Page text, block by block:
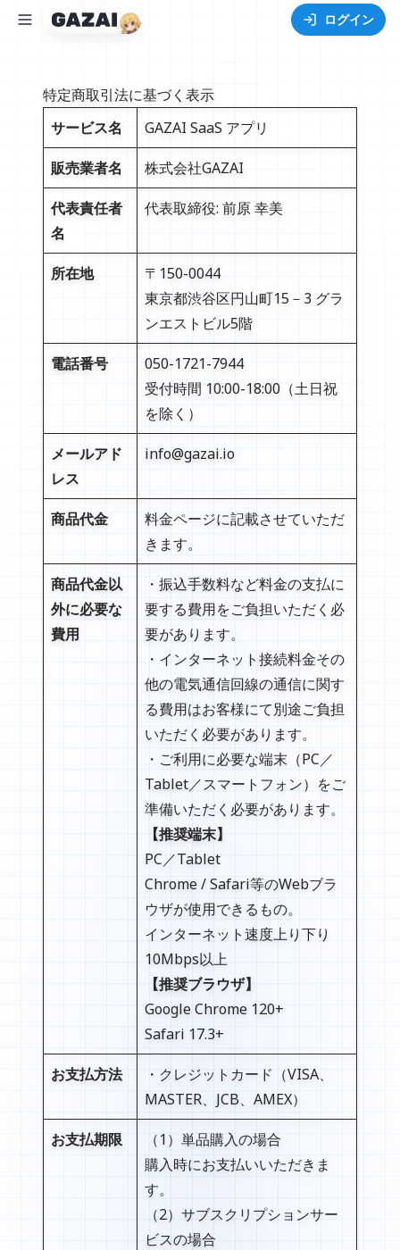
ログイン
特定商取引法に基づく表示
サービス名
GAZAI SaaS アプリ
販売業者名 株式会社GAZAI
代表責任者
名
代表取締役: 前原 幸美
所在地
〒150-0044
東京都渋谷区円山町15－3 グラ
ンエストビル5階
電話番号
050-1721-7944
受付時間 10:00-18:00（土日祝
を除く）
メールアド
レス
info@gazai.io
商品代金
料金ページに記載させていただ
きます。
商品代金以
外に必要な
費用
・振込手数料など料金の支払に
要する費用をご負担いただく必
要があります。
・インターネット接続料金その
他の電気通信回線の通信に関す
る費用はお客様にて別途ご負担
いただく必要があります。
・ご利用に必要な端末（PC／
Tablet／スマートフォン）をご
準備いただく必要があります。
【推奨端末】
PC／Tablet
Chrome / Safari等のWebブラ
ウザが使用できるもの。
インターネット速度上り下り
10Mbps以上
【推奨ブラウザ】
Google Chrome 120+
Safari 17.3+
お支払方法
・クレジットカード（VISA、
MASTER、JCB、AMEX）
お支払期限
（1）単品購入の場合
購入時にお支払いいただきま
す。
（2）サブスクリプションサー
ビスの場合